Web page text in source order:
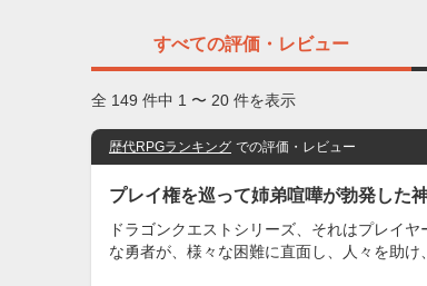
すべての評価・レビュー
全 149 件中 1 〜 20 件を表示
歴代RPGランキング での評価・レビュー
プレイ権を巡って姉弟喧嘩が勃発した
ドラゴンクエストシリーズ、それはプレイ
な勇者が、様々な困難に直面し、人々を助け